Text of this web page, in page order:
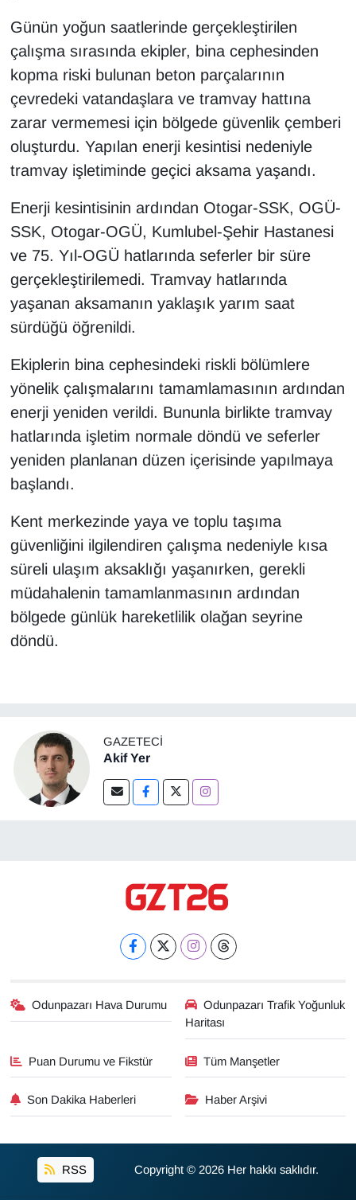
Günün yoğun saatlerinde gerçekleştirilen
çalışma sırasında ekipler, bina cephesinden
kopma riski bulunan beton parçalarının
çevredeki vatandaşlara ve tramvay hattına
zarar vermemesi için bölgede güvenlik çemberi
oluşturdu. Yapılan enerji kesintisi nedeniyle
tramvay işletiminde geçici aksama yaşandı.
Enerji kesintisinin ardından Otogar-SSK, OGÜ-
SSK, Otogar-OGÜ, Kumlubel-Şehir Hastanesi
ve 75. Yıl-OGÜ hatlarında seferler bir süre
gerçekleştirilemedi. Tramvay hatlarında
yaşanan aksamanın yaklaşık yarım saat
sürdüğü öğrenildi.
Ekiplerin bina cephesindeki riskli bölümlere
yönelik çalışmalarını tamamlamasının ardından
enerji yeniden verildi. Bununla birlikte tramvay
hatlarında işletim normale döndü ve seferler
yeniden planlanan düzen içerisinde yapılmaya
başlandı.
Kent merkezinde yaya ve toplu taşıma
güvenliğini ilgilendiren çalışma nedeniyle kısa
süreli ulaşım aksaklığı yaşanırken, gerekli
müdahalenin tamamlanmasının ardından
bölgede günlük hareketlilik olağan seyrine
döndü.
GAZETECI
Akif Yer
Odunpazarı Hava Durumu
Odunpazarı Trafik Yoğunluk
Haritası
Puan Durumu ve Fikstür Tüm Manşetler
Son Dakika Haberleri Haber Arşivi
RSS Copyright © 2026 Her hakkı saklıdır.